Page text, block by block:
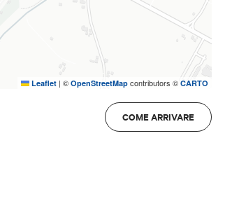
Leaflet | © OpenStreetMapcontributors © CARTO
COME ARRIVARE